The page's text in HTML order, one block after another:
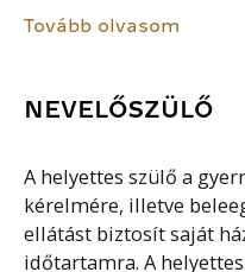
Tovább olvasom
NEVELŐSZÜLŐ
A helyettes szülő a
kérelmére, illetve
ellátást biztosít saját
időtartamra. A